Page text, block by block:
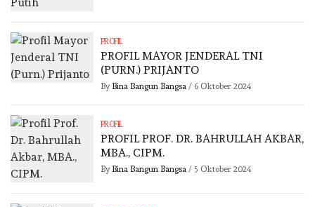
PROFIL
PROFIL MAYOR JENDERAL TNI
(PURN.) PRIJANTO
By Bina Bangun Bangsa / 6 Oktober 2024
PROFIL
PROFIL PROF. DR. BAHRULLAH AKBAR,
MBA., CIPM.
By Bina Bangun Bangsa / 5 Oktober 2024